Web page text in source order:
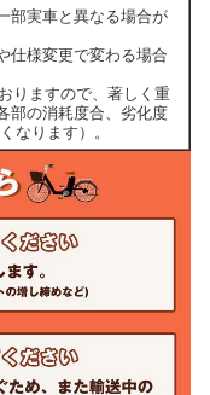
部実車と異なる場合が
仕様変更で変わる場合
りますので、著しく重
部の消耗度合、劣化度
なります）。